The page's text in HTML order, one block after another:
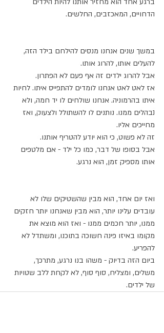
הדחויים, המאכזבים, החלשים.
במשך שנים אנחנו מנסים להילחם בילד הזה,
להעלים אותו, להרוג אותו.
אבל להרוג ילדים זה אף פעם לא הפתרון.
אז לאט לאט אנחנו לומדים להתפייס איתו. לחיות
איתו בהרמוניה. אנחנו שולחים לו יד חמה, ולא
נבהלים ממנו. נותנים לו להשתולל ולצעוק, ואז
מחייכים אליו.
זה לא פשוט, כי הוא יודע להטריף אותנו.
אבל בסופו של דבר, כמו כל ילד - אם מלטפים
אותו מספיק זמן, הוא נרגע.
ואז יום אחד, הוא מבין שהשטיקים שלו לא
עובדים עלינו יותר, הוא מבין שאנחנו יותר חזקים
ממנו, יותר חכמים ממנו - ואז הוא מוצא את
מקומו באיזו פינה חשוכה בתוכנו, ומשתדל לא
להפריע.
ביום הזה בדיוק - משהו בנו נרגע, מתרכך,
משלים, ומצליח, סוף סוף, לא לקחת ללב שטויות
של ילדים.